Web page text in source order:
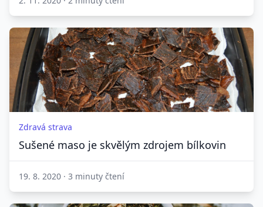
Zdravá strava
Sušené maso je skvělým zdrojem bílkovin
19. 8. 2020 · 3 minuty čtení